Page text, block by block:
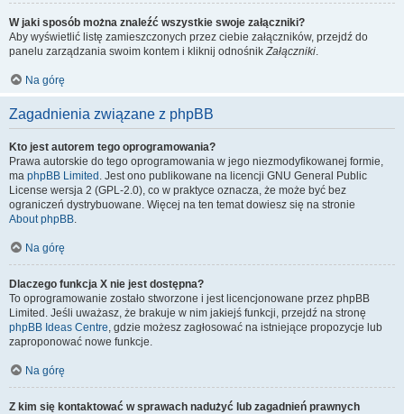
W jaki sposób można znaleźć wszystkie swoje załączniki?
Aby wyświetlić listę zamieszczonych przez ciebie załączników, przejdź do
panelu zarządzania swoim kontem i kliknij odnośnikZałączniki.
Na górę
Zagadnienia związane z phpBB
Kto jest autorem tego oprogramowania?
Prawa autorskie do tego oprogramowania w jego niezmodyfikowanej formie,
ma phpBB Limited . Jest ono publikowane na licencji GNU General Public
License wersja 2 (GPL-2.0), co w praktyce oznacza, że może być bez
ograniczeń dystrybuowane. Więcej na ten temat dowiesz się na stronie
About phpBB.
Na górę
Dlaczego funkcja X nie jest dostępna?
To oprogramowanie zostało stworzone i jest licencjonowane przez phpBB
Limited. Jeśli uważasz, że brakuje w nim jakiejś funkcji, przejdź na stronę
phpBB Ideas Centre, gdzie możesz zagłosować na istniejące propozycje lub
zaproponować nowe funkcje.
Na górę
Z kim się kontaktować w sprawach nadużyć lub zagadnień prawnych